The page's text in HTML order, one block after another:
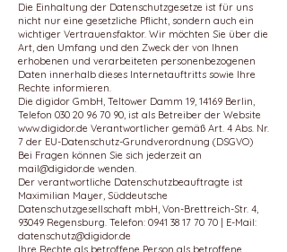
Die Einhaltung der Datenschutzgesetze ist für uns
nicht nur eine gesetzliche Pflicht, sondern auch ein
wichtiger Vertrauensfaktor. Wir möchten Sie über die
Art, den Umfang und den Zweck der von Ihnen
erhobenen und verarbeiteten personenbezogenen
Daten innerhalb dieses Internetauftritts sowie Ihre
Rechte informieren.
Die digidor GmbH, Teltower Damm 19, 14169 Berlin,
Telefon 030 20 96 70 90, ist als Betreiber der Website
www.digidor.de Verantwortlicher gemäß Art. 4 Abs. Nr.
7 der EU-Datenschutz-Grundverordnung (DSGVO)
Bei Fragen können Sie sich jederzeit an
mail@digidor.de wenden.
Der verantwortliche Datenschutzbeauftragte ist
Maximilian Mayer, Süddeutsche
Datenschutzgesellschaft mbH, Von-Brettreich-Str. 4,
93049 Regensburg. Telefon: 0941 38 17 70 70 | E-Mail:
datenschutz@digidor.de
Ihre Rechte als betroffene Person als betroffene